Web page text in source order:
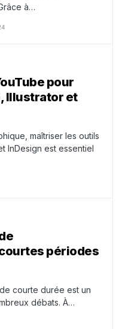
à…
pour
Illustrator et
maîtriser les outils
InDesign est essentiel
périodes
courte durée est un
débats. À…